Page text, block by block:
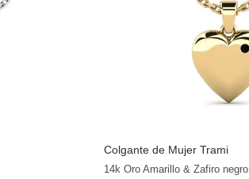
Colgante de Mujer Trami
14k Oro Amarillo & Zafiro negro